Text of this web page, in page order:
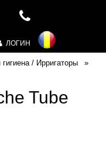
ЛОГИН
гигиена / Ирригаторы
Tube